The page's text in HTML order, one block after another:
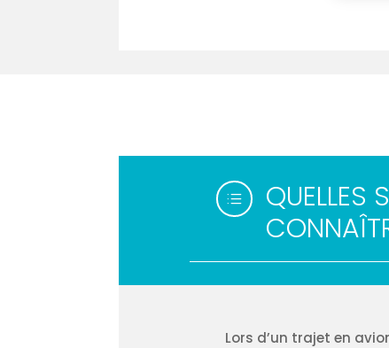
d
QUELLES
Lors d’un trajet en